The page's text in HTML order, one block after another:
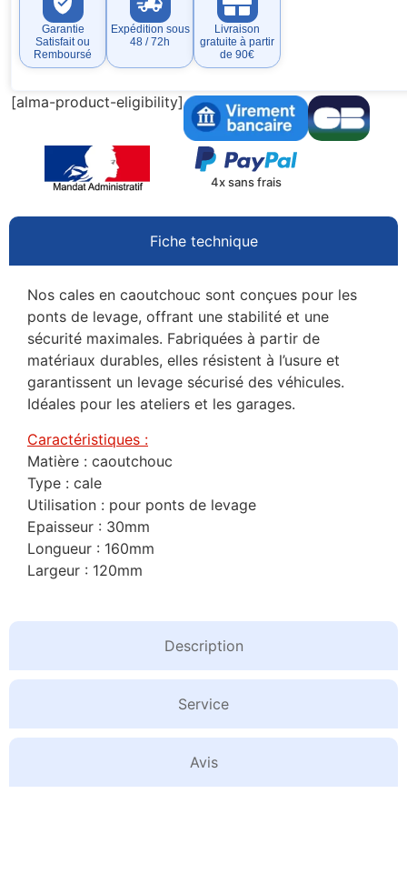
Garantie
Satisfait ou
Remboursé
Expédition sous
48 / 72h
Livraison
gratuite à partir
de 90€
[alma-product-eligibility]
4x sans frais
Fiche technique
Description
Service
Avis
Nos cales en caoutchouc sont conçues pour les
ponts de levage, offrant une stabilité et une
sécurité maximales. Fabriquées à partir de
matériaux durables, elles résistent à l’usure et
garantissent un levage sécurisé des véhicules.
Idéales pour les ateliers et les garages.
Caractéristiques :
Matière : caoutchouc
Type : cale
Utilisation : pour ponts de levage
Epaisseur : 30mm
Longueur : 160mm
Largeur : 120mm